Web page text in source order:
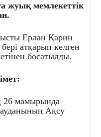
жуық мемлекеттік
Ерлан Қарин
атқарып келген
босатылды.
26 мамырында
Ақсу